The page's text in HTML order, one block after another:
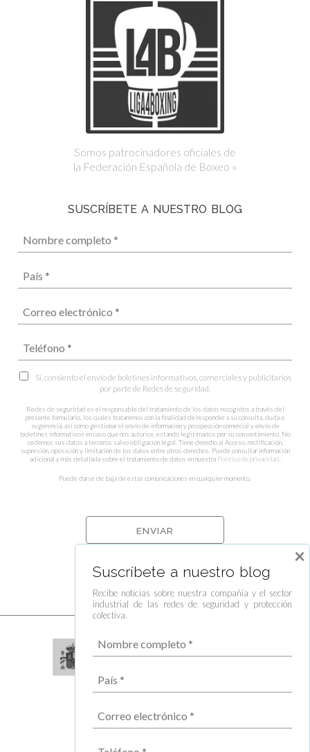
Somos patrocinadores oficiales de
la Federación Española de Boxeo »
SUSCRÍBETE A NUESTRO BLOG
Sí, consiento el envío de boletines informativos, comerciales y publicitarios
por parte de Redes de seguridad.
Redes de seguridad es el responsable del tratamiento de los datos recogidos a través del
presente formulario, los cuales trataremos con la finalidad de responder a su consulta, duda o
sugerencia, así como gestionar el envío de información y prospección comercial y envío de
boletines informativos en caso que nos autorice, estando legitimados por su consentimiento. No
cedemos sus datos a terceros salvo obligación legal. Tiene derecho al Acceso, rectificación,
supresión, oposición y limitación de los datos entre otros derechos. Puede consultar información
adicional y más detallada sobre el tratamiento de datos en nuestra Política de privacidad
Puede darse de baja de estas comunicaciones en cualquier momento.
Suscríbete a nuestro blog
Recibe noticias sobre nuestra compañía y el sector
industrial de las redes de seguridad y protección
colectiva.
×